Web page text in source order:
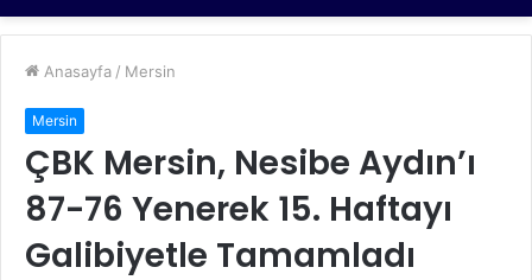
Anasayfa / Mersin
Mersin
ÇBK Mersin, Nesibe Aydın’ı
87-76 Yenerek 15. Haftayı
Galibiyetle Tamamladı